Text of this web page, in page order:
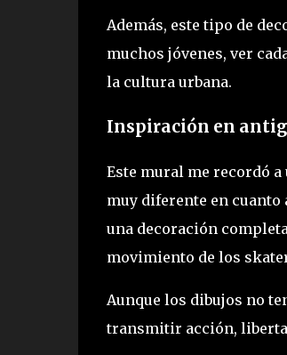
Además, este tipo de
muchos jóvenes, ver
la cultura urbana.
Inspiración en
Este mural me recordó
muy diferente en
una decoración
movimiento de los
Aunque los dibujos no
transmitir acción,